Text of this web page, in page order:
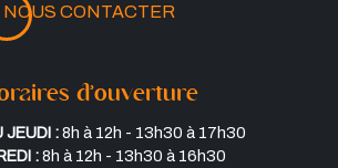
NOUS CONTACTER
d’ouverture
jeudi :8h à 12h - 13h30 à 17h30
:8h à 12h - 13h30 à 16h30